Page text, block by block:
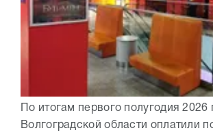
По итогам первого полугодия 2026
Волгоградской области оплатили